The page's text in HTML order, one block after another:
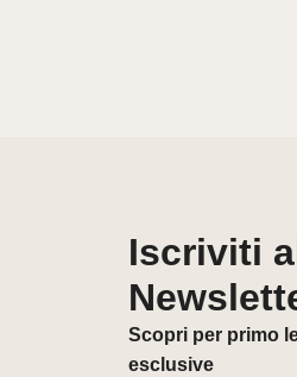
Iscriviti
Scopri per primo
esclusive